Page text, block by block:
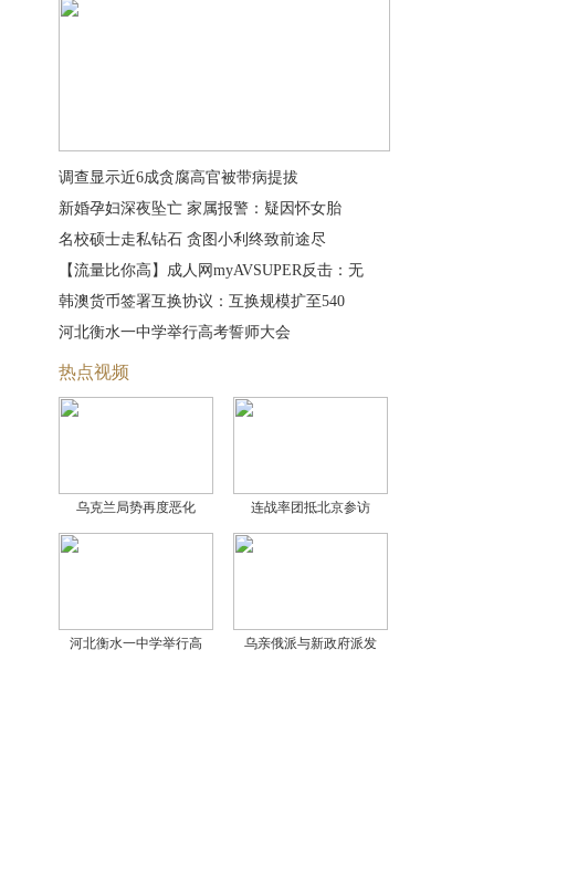
调查显示近6成贪腐高官被带病提拔
新婚孕妇深夜坠亡 家属报警：疑因怀女胎
名校硕士走私钻石 贪图小利终致前途尽
【流量比你高】成人网myAVSUPER反击：无
韩澳货币签署互换协议：互换规模扩至540
河北衡水一中学举行高考誓师大会
热点视频
乌克兰局势再度恶化 连战率团抵北京参访
河北衡水一中学举行高 乌亲俄派与新政府派发